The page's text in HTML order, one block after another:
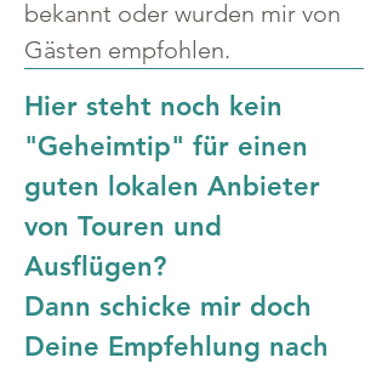
bekannt oder wurden mir von
Gästen empfohlen.
Hier steht noch kein
"Geheimtip" für einen
guten lokalen Anbieter
von Touren und
Ausflügen?
Dann schicke mir doch
Deine Empfehlung nach